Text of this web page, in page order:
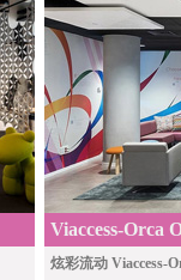
Viaccess-Orca
炫彩流动 Viaccess-